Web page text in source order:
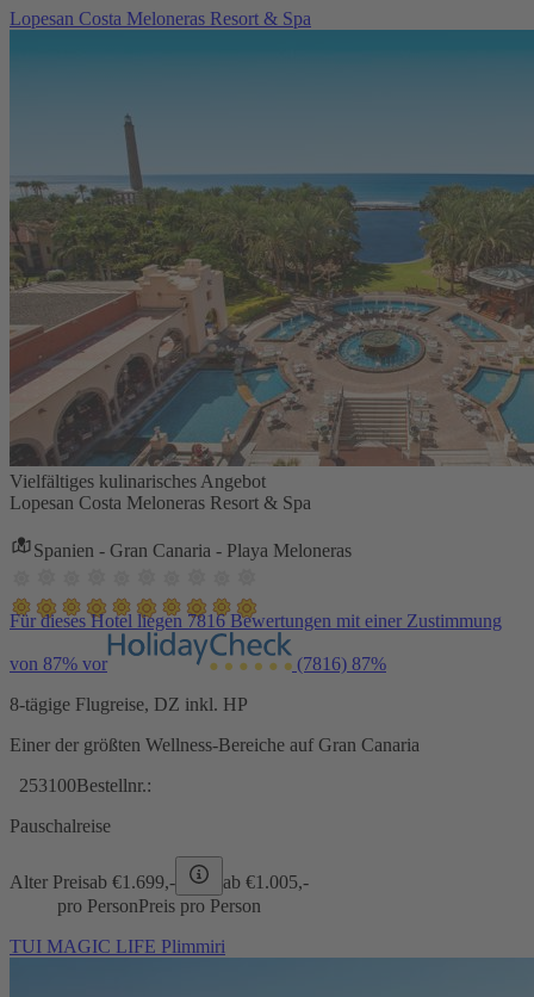
Lopesan Costa Meloneras Resort & Spa
Vielfältiges kulinarisches Angebot
Lopesan Costa Meloneras Resort & Spa
Spanien - Gran Canaria - Playa Meloneras
Für dieses Hotel liegen 7816 Bewertungen mit einer Zustimmung
von 87% vor (7816) 87%
8-tägige Flugreise, DZ inkl. HP
Einer der größten Wellness-Bereiche auf Gran Canaria
253100Bestellnr.:
Pauschalreise
Alter Preisab €1.699,- ab €1.005,-
pro PersonPreis pro Person
TUI MAGIC LIFE Plimmiri